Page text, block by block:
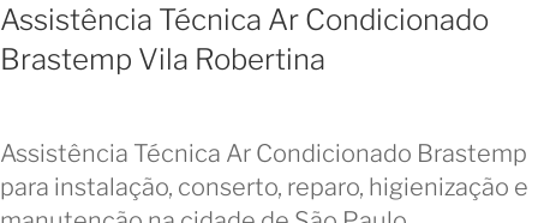
Assistência Técnica Ar Condicionado
Brastemp Vila Robertina
Assistência Técnica Ar Condicionado Brastemp
para instalação, conserto, reparo, higienização e